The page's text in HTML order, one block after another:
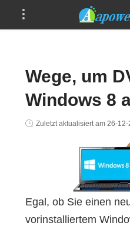
Wege, um
Windows 8
Zuletzt aktualisiert am 26-12-
Egal, ob Sie einen
vorinstalliertem